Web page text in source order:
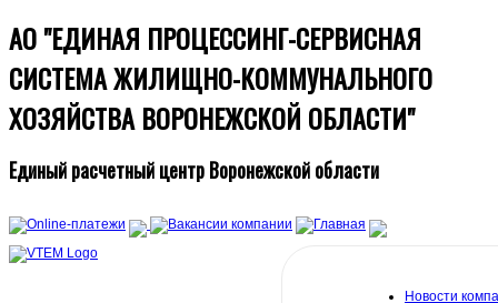
АО "ЕДИНАЯ ПРОЦЕССИНГ-СЕРВИСНАЯ
СИСТЕМА ЖИЛИЩНО-КОММУНАЛЬНОГО
ХОЗЯЙСТВА ВОРОНЕЖСКОЙ ОБЛАСТИ"
Единый расчетный центр Воронежской области
Новости